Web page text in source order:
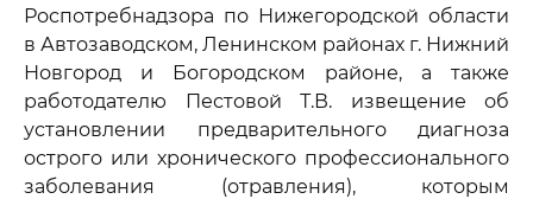
Роспотребнадзора по Нижегородской области
в Автозаводском, Ленинском районах г. Нижний
Новгород и Богородском районе, а также
работодателю Пестовой Т.В. извещение об
установлении предварительного диагноза
острого или хронического профессионального
заболевания (отравления), которым